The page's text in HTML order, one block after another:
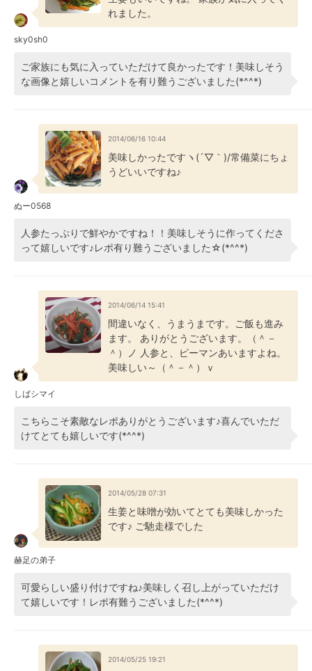
れました。
sky0sh0
ご家族にも気に入っていただけて良かったです！美味しそう
な画像と嬉しいコメントを有り難うございました(*^^*)
2014/06/16 10:44
美味しかったですヽ(´▽｀)/常備菜にちょ
うどいいですね♪
ぬー0568
人参たっぷりで鮮やかですね！！美味しそうに作ってくださ
って嬉しいです♪レポ有り難うございました☆(*^^*)
2014/06/14 15:41
間違いなく、うまうまです。ご飯も進み
ます。 ありがとうございます。（＾－
＾）ノ 人参と、ピーマンあいますよね。
美味しい～（＾－＾）ｖ
しばシマイ
こちらこそ素敵なレポありがとうございます♪喜んでいただ
けてとても嬉しいです(*^^*)
2014/05/28 07:31
生姜と味噌が効いてとても美味しかった
です♪ ご馳走様でした
赫足の弟子
可愛らしい盛り付けですね♪美味しく召し上がっていただけ
て嬉しいです！レポ有難うございました(*^^*)
2014/05/25 19:21